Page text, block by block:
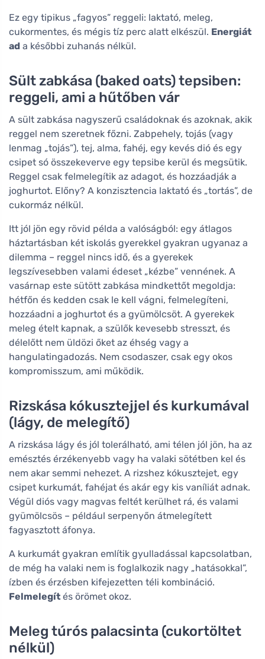
Ez egy tipikus „fagyos” reggeli: laktató, meleg,
cukormentes, és mégis tíz perc alatt elkészül. Energiát
ad a későbbi zuhanás nélkül.
Sült zabkása (baked oats) tepsiben:
reggeli, ami a hűtőben vár
A sült zabkása nagyszerű családoknak és azoknak, akik
reggel nem szeretnek főzni. Zabpehely, tojás (vagy
lenmag „tojás”), tej, alma, fahéj, egy kevés dió és egy
csipet só összekeverve egy tepsibe kerül és megsütik.
Reggel csak felmelegítik az adagot, és hozzáadják a
joghurtot. Előny? A konzisztencia laktató és „tortás”, de
cukormáz nélkül.
Itt jól jön egy rövid példa a valóságból: egy átlagos
háztartásban két iskolás gyerekkel gyakran ugyanaz a
dilemma – reggel nincs idő, és a gyerekek
legszívesebben valami édeset „kézbe” vennének. A
vasárnap este sütött zabkása mindkettőt megoldja:
hétfőn és kedden csak le kell vágni, felmelegíteni,
hozzáadni a joghurtot és a gyümölcsöt. A gyerekek
meleg ételt kapnak, a szülők kevesebb stresszt, és
délelőtt nem üldözi őket az éhség vagy a
hangulatingadozás. Nem csodaszer, csak egy okos
kompromisszum, ami működik.
Rizskása kókusztejjel és kurkumával
(lágy, de melegítő)
A rizskása lágy és jól tolerálható, ami télen jól jön, ha az
emésztés érzékenyebb vagy ha valaki sötétben kel és
nem akar semmi nehezet. A rizshez kókusztejet, egy
csipet kurkumát, fahéjat és akár egy kis vaníliát adnak.
Végül diós vagy magvas feltét kerülhet rá, és valami
gyümölcsös – például serpenyőn átmelegített
fagyasztott áfonya.
A kurkumát gyakran említik gyulladással kapcsolatban,
de még ha valaki nem is foglalkozik nagy „hatásokkal”,
ízben és érzésben kifejezetten téli kombináció.
Felmelegít és örömet okoz.
Meleg túrós palacsinta (cukortöltet
nélkül)